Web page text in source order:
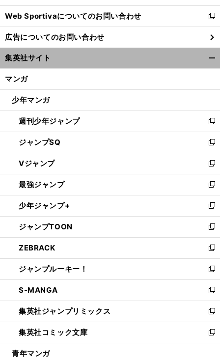
開
く
Web Sportivaについてのお問い合わせ
新
し
い
ウ
ィ
ン
ウ
開
く
広告についてのお問い合わせ
集英社サイト
マンガ
少年マンガ
週刊少年ジャンプ
新
し
い
ウ
ィ
ン
ド
ウ
で
開
く
ジャンプSQ
新
し
い
ウ
ィ
ン
ド
ウ
で
開
く
Vジャンプ
新
し
い
ウ
ィ
ン
ド
ウ
で
開
く
最強ジャンプ
新
し
い
ウ
ィ
ン
ド
ウ
で
開
く
少年ジャンプ+
新
し
い
ウ
ィ
ン
ド
ウ
で
開
く
ジャンプTOON
新
し
い
ウ
ィ
ン
ド
ウ
で
開
く
ZEBRACK
新
し
い
ウ
ィ
ン
ド
ウ
で
開
ジャンプルーキー！
新
し
い
ウ
ィ
ン
ド
ウ
S-MANGA
新
し
い
ウ
ィ
ン
集英社ジャンプリミックス
新
し
い
ウ
集英社コミック文庫
新
し
青年マンガ